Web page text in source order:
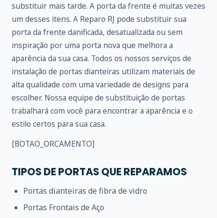
substituir mais tarde. A porta da frente é muitas vezes
um desses itens. A Reparo RJ pode substituir sua
porta da frente danificada, desatualizada ou sem
inspiração por uma porta nova que melhora a
aparência da sua casa. Todos os nossos serviços de
instalação de portas dianteiras utilizam materiais de
alta qualidade com uma variedade de designs para
escolher. Nossa equipe de substituição de portas
trabalhará com você para encontrar a aparência e o
estilo certos para sua casa.
[BOTAO_ORCAMENTO]
TIPOS DE PORTAS QUE REPARAMOS
Portas dianteiras de fibra de vidro
Portas Frontais de Aço